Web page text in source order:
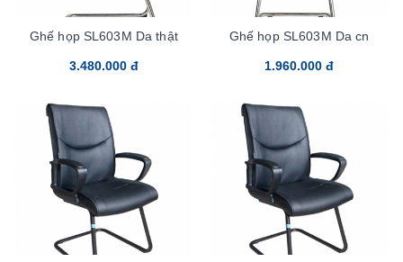
Ghế họp SL603M Da thật
3.480.000 đ
Ghế họp SL603M Da cn
1.960.000 đ